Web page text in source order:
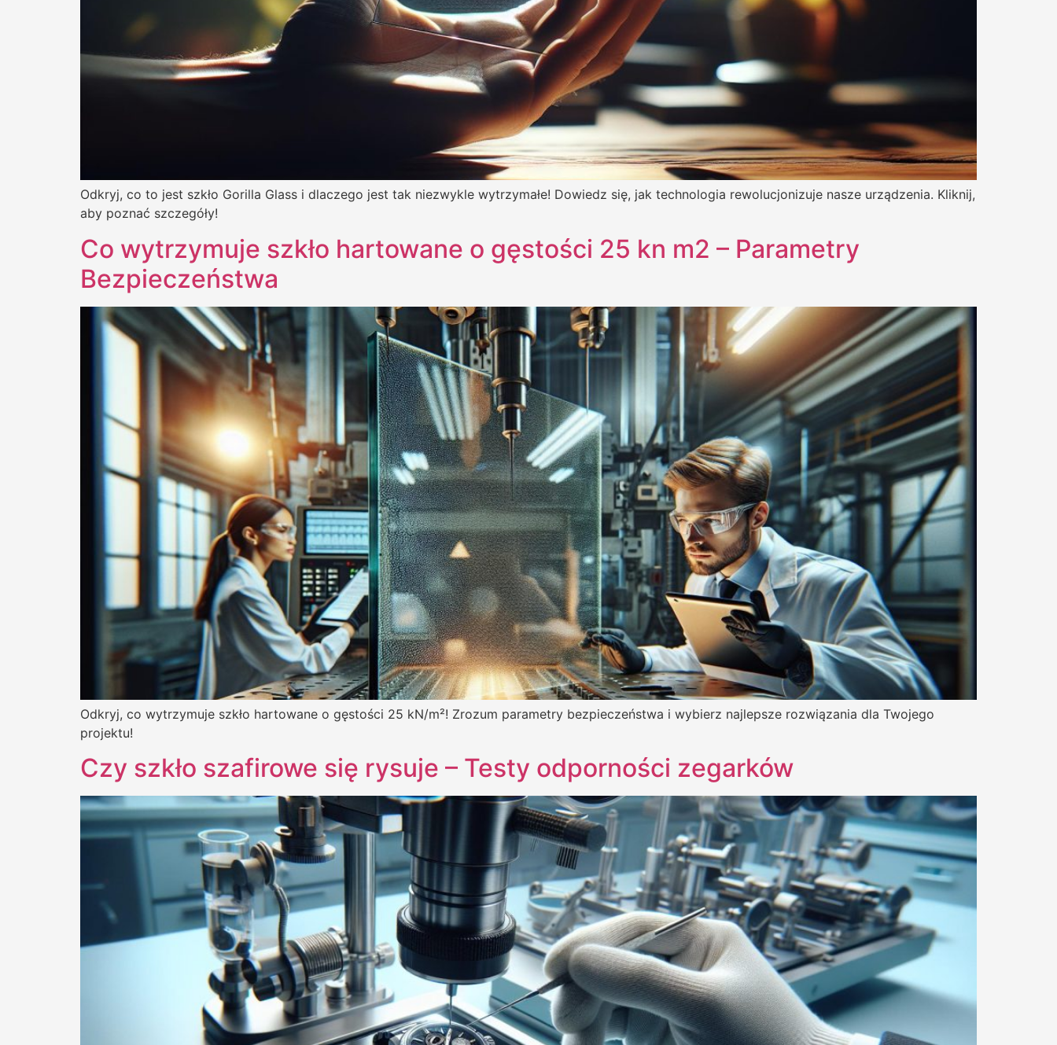
Odkryj, co to jest szkło Gorilla Glass i dlaczego jest tak niezwykle wytrzymałe! Dowiedz się, jak technologia rewolucjonizuje nasze urządzenia. Kliknij,
aby poznać szczegóły!
Co wytrzymuje szkło hartowane o gęstości 25 kn m2 – Parametry
Bezpieczeństwa
Odkryj, co wytrzymuje szkło hartowane o gęstości 25 kN/m²! Zrozum parametry bezpieczeństwa i wybierz najlepsze rozwiązania dla Twojego
projektu!
Czy szkło szafirowe się rysuje – Testy odporności zegarków